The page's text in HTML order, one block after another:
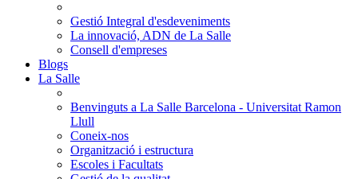
Gestió Integral d'esdeveniments
La innovació, ADN de La Salle
Consell d'empreses
Blogs
La Salle
Benvinguts a La Salle Barcelona - Universitat Ramon
Llull
Coneix-nos
Organització i estructura
Escoles i Facultats